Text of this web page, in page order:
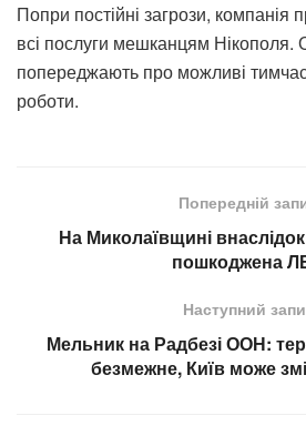
Попри постійні загрози, компанія
всі послуги мешканцям Нікополя.
попереджають про можливі
роботи.
Попередній
На Миколаївщині
пошкоджена
Наступний
Мельник на Радбезі ООН:
безмежне, Київ може